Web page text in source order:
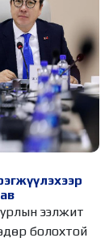
ээлжит
болохтой